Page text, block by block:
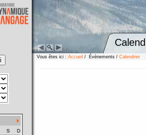
S D
Vous êtes ici : Accueil / Évènements / Calendrier